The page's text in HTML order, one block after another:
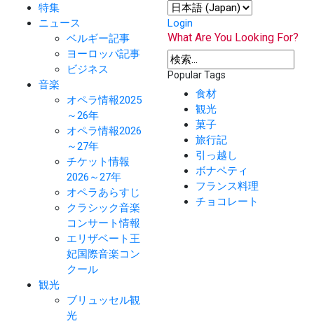
特集
ニュース
ベルギー記事
ヨーロッパ記事
ビジネス
音楽
オペラ情報2025
～26年
オペラ情報2026
～27年
チケット情報
2026～27年
オペラあらすじ
クラシック音楽
コンサート情報
エリザベート王
妃国際音楽コン
クール
観光
ブリュッセル観
光
Login
What Are You Looking For?
Popular Tags
食材
観光
菓子
旅行記
引っ越し
ボナペティ
フランス料理
チョコレート